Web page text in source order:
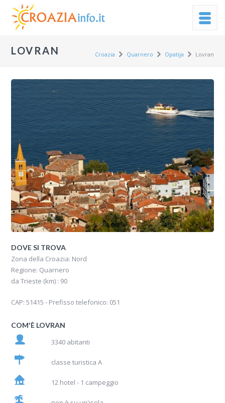
LOVRAN Croazia Quarnero Opatija Lovran
DOVE SI TROVA
Zona della Croazia: Nord
Regione: Quarnero
da Trieste (km) : 90
CAP: 51415 - Prefisso telefonico: 051
COM'È LOVRAN
3340 abitanti
classe turistica A
12 hotel - 1 campeggio